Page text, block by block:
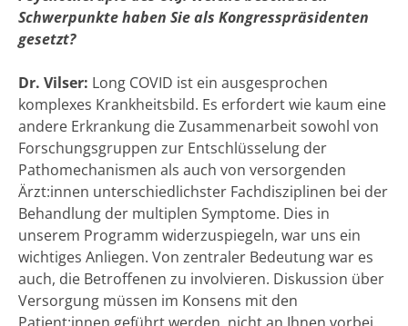
Schwerpunkte haben Sie als Kongresspräsidenten
gesetzt?
Dr. Vilser: Long COVID ist ein ausgesprochen
komplexes Krankheitsbild. Es erfordert wie kaum eine
andere Erkrankung die Zusammenarbeit sowohl von
Forschungsgruppen zur Entschlüsselung der
Pathomechanismen als auch von versorgenden
Ärzt:innen unterschiedlichster Fachdisziplinen bei der
Behandlung der multiplen Symptome. Dies in
unserem Programm widerzuspiegeln, war uns ein
wichtiges Anliegen. Von zentraler Bedeutung war es
auch, die Betroffenen zu involvieren. Diskussion über
Versorgung müssen im Konsens mit den
Patient:innen geführt werden, nicht an Ihnen vorbei.